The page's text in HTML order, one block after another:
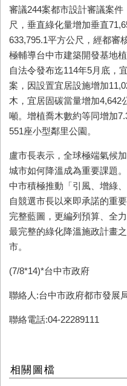
審議244案都市設計審議案
尺，垂直綠化量增加垂直
633,795.1平方公尺，經都審
極輔導台中市建築開發基地
自法令發布迄114年5月底，
案，因設置宜居設施增加
木，宜居固碳當量增加4,642
噸。增植喬木數約等同增加
551座小型鄰里公園。
盧市長表示，全球極端氣候
城市如何降溫成為重要課題
中市積極推動「引風、增綠
自競選市長以來即承諾的重
完整藍圖，更編列預算、全
最完整的綠化降溫施政計畫
市。
(7/8*14)*台中市政府
聯絡人:台中市政府都市發展
聯絡電話:04-22289111
相關圖檔